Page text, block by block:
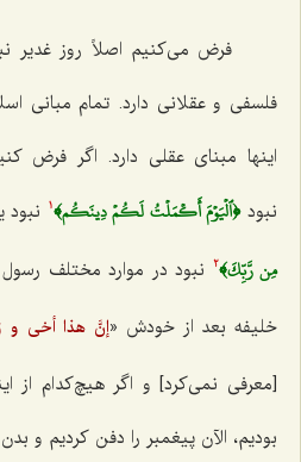
فرض‌ می‌کنیم اصلاً روز غدیر
فلسفی و عقلانی دارد. تمام مبانی
اینها مبنای عقلی دارد. اگر فرض
نبود﴿ٱلۡيَوۡمَ أَكۡمَلۡتُ لَكُمۡ دِينَكُم﴾1 نبود
مِن رَّبِّكَ﴾2
نبود در موارد مختلف رسول
خلیفه بعد از خودش «إنَّ هذا أخی
[معرفی نمی‌کرد] و اگر هیچ‌کدام از
بودیم، الآن پیغمبر را دفن کردیم و